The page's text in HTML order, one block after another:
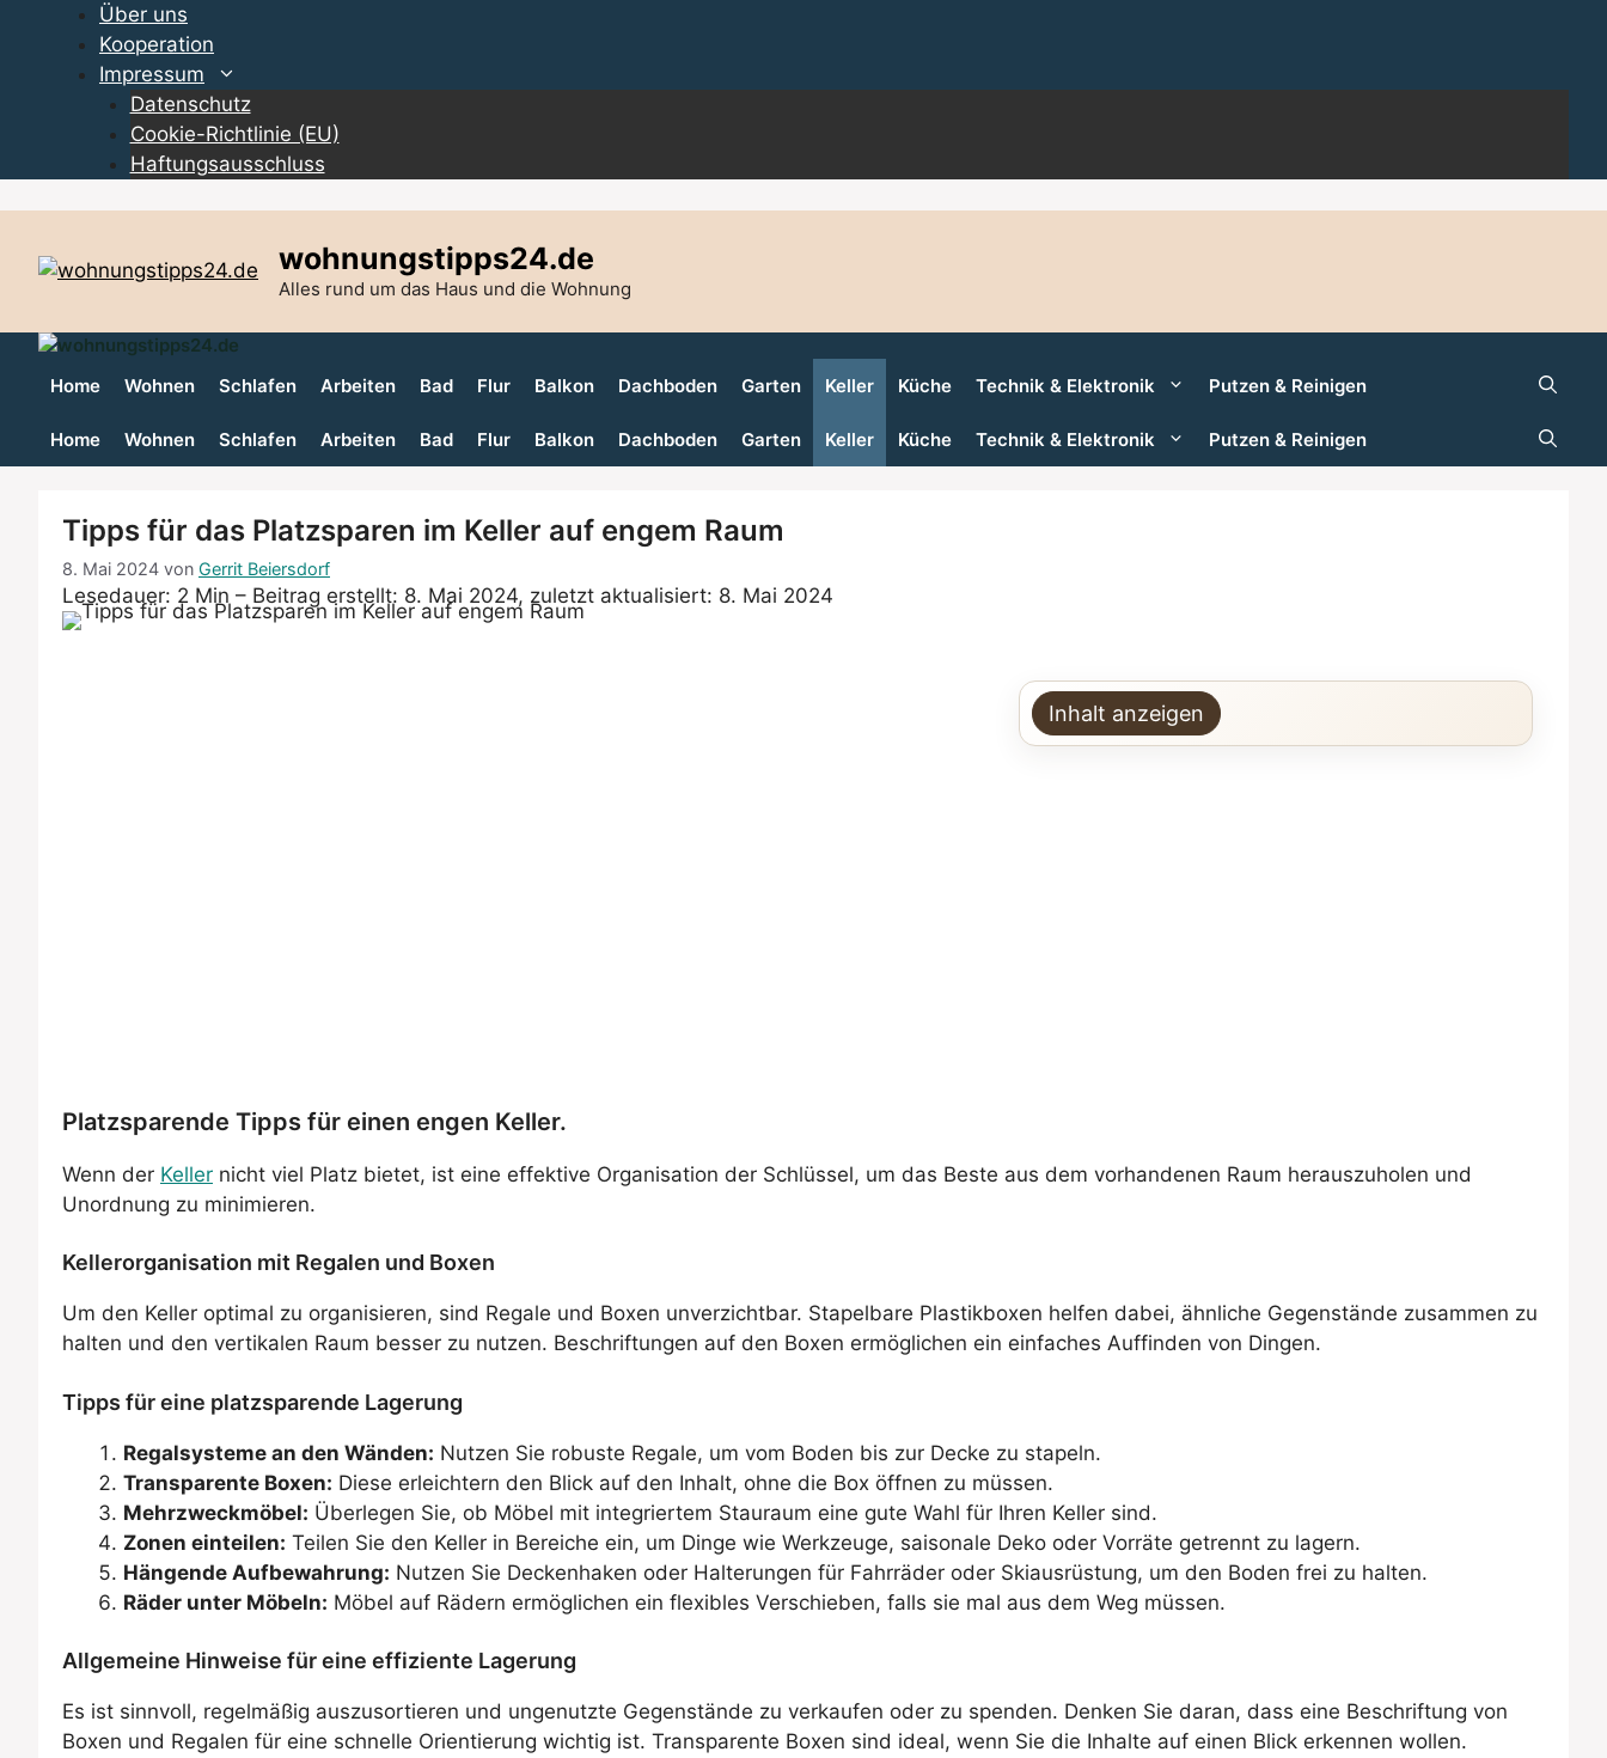
springen
Über uns
Kooperation
Impressum
Datenschutz
Cookie-Richtlinie (EU)
Haftungsausschluss
wohnungstipps24.de
Alles rund um das Haus und die Wohnung
Home Wohnen Schlafen Arbeiten Bad Flur Balkon Dachboden Garten Keller Küche Technik & Elektronik Putzen & Reinigen
Home Wohnen Schlafen Arbeiten Bad Flur Balkon Dachboden Garten Keller Küche Technik & Elektronik Putzen & Reinigen
Tipps für das Platzsparen im Keller auf engem Raum
8. Mai 2024 von Gerrit Beiersdorf
Lesedauer: 2 Min – Beitrag erstellt: 8. Mai 2024, zuletzt aktualisiert: 8. Mai 2024
Inhalt anzeigen
Platzsparende Tipps für einen engen Keller.
Wenn der Keller nicht viel Platz bietet, ist eine effektive Organisation der Schlüssel, um das Beste aus dem vorhandenen Raum herauszuholen und
Unordnung zu minimieren.
Kellerorganisation mit Regalen und Boxen
Um den Keller optimal zu organisieren, sind Regale und Boxen unverzichtbar. Stapelbare Plastikboxen helfen dabei, ähnliche Gegenstände zusammen zu
halten und den vertikalen Raum besser zu nutzen. Beschriftungen auf den Boxen ermöglichen ein einfaches Auffinden von Dingen.
Tipps für eine platzsparende Lagerung
Regalsysteme an den Wänden: Nutzen Sie robuste Regale, um vom Boden bis zur Decke zu stapeln.
Transparente Boxen: Diese erleichtern den Blick auf den Inhalt, ohne die Box öffnen zu müssen.
Mehrzweckmöbel: Überlegen Sie, ob Möbel mit integriertem Stauraum eine gute Wahl für Ihren Keller sind.
Zonen einteilen: Teilen Sie den Keller in Bereiche ein, um Dinge wie Werkzeuge, saisonale Deko oder Vorräte getrennt zu lagern.
Hängende Aufbewahrung: Nutzen Sie Deckenhaken oder Halterungen für Fahrräder oder Skiausrüstung, um den Boden frei zu halten.
Räder unter Möbeln: Möbel auf Rädern ermöglichen ein flexibles Verschieben, falls sie mal aus dem Weg müssen.
Allgemeine Hinweise für eine effiziente Lagerung
Es ist sinnvoll, regelmäßig auszusortieren und ungenutzte Gegenstände zu verkaufen oder zu spenden. Denken Sie daran, dass eine Beschriftung von
Boxen und Regalen für eine schnelle Orientierung wichtig ist. Transparente Boxen sind ideal, wenn Sie die Inhalte auf einen Blick erkennen wollen.